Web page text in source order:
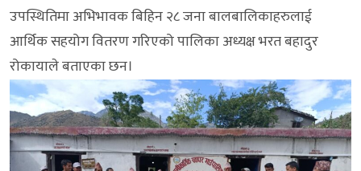
उपस्थितिमा अभिभावक बिहिन २८ जना बालबालिकाहरुलाई
आर्थिक सहयोग वितरण गरिएको पालिका अध्यक्ष भरत बहादुर
रोकायाले बताएका छन।